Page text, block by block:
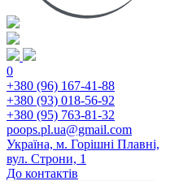
0
+380 (96) 167-41-88
+380 (93) 018-56-92
+380 (95) 763-81-32
poops.pl.ua@gmail.com
Україна, м. Горішні Плавні,
вул. Строни, 1
До контактів